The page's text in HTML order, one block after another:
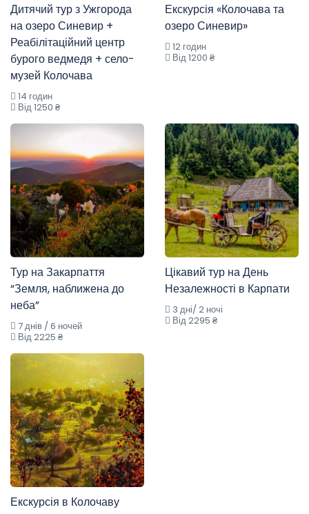
Дитячий тур з Ужгорода
на озеро Синевир +
Реабілітаційний центр
бурого ведмедя + село-
музей Колочава
14 годин
Від 1250 ₴
Екскурсія «Колочава та
озеро Синевир»
12 годин
Від 1200 ₴
Тур на Закарпаття
“Земля, наближена до
неба”
7 днів / 6 ночей
Від 2225 ₴
Цікавий тур на День
Незалежності в Карпати
3 дні/ 2 ночі
Від 2295 ₴
Екскурсія в Колочаву